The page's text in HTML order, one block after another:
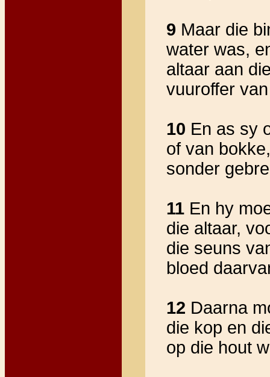
9 Maar die
water was,
altaar aan
vuuroffer
10 En as sy
of van
sonder
11En hy
die altaar,
die seuns
bloed
12 Daarna
die kop en
op die hout